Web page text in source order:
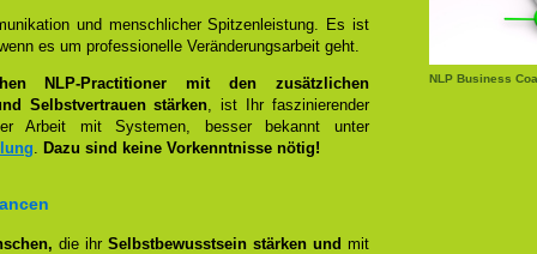
NLP Business
und menschlicher Spitzenleistung. Es ist
es um professionelle Veränderungsarbeit geht.
NLP-Practitioner mit den zusätzlichen
Selbstvertrauen stärken, ist Ihr faszinierender
Arbeit mit Systemen, besser bekannt unter
. Dazu sind keine Vorkenntnisse nötig!
die ihr Selbstbewusstsein stärken und mit